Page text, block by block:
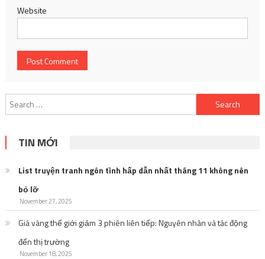
Website
Search
for:
TIN MỚI
List truyện tranh ngôn tình hấp dẫn nhất tháng 11 không nên
bỏ lỡ
November 27, 2025
Giá vàng thế giới giảm 3 phiên liên tiếp: Nguyên nhân và tác động
đến thị trường
November 18, 2025